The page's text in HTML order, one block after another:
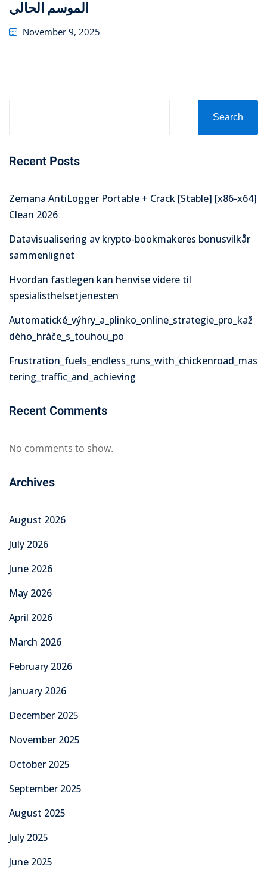
الموسم الحالي
Posted
November 9, 2025
Search
Recent Posts
Zemana AntiLogger Portable + Crack [Stable] [x86-x64]
Clean 2026
Datavisualisering av krypto-bookmakeres bonusvilkår
sammenlignet
Hvordan fastlegen kan henvise videre til
spesialisthelsetjenesten
Automatické_výhry_a_plinko_online_strategie_pro_kaž
dého_hráče_s_touhou_po
Frustration_fuels_endless_runs_with_chickenroad_mas
tering_traffic_and_achieving
Recent Comments
No comments to show.
Archives
August 2026
July 2026
June 2026
May 2026
April 2026
March 2026
February 2026
January 2026
December 2025
November 2025
October 2025
September 2025
August 2025
July 2025
June 2025